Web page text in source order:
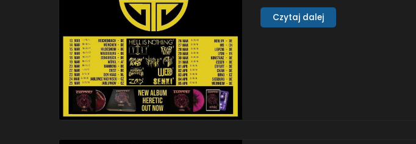
koncertem w Reichenbach, stanowiąc
Czytaj dalej